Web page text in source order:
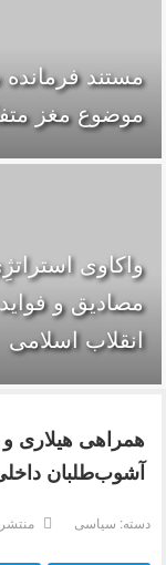
موضوع مغز
واکاوی
مصادیق و
انقلاب اسلامی
همراهی هیلاری
آشوب‌طلبان
دسته: سیاسی منتشر شده